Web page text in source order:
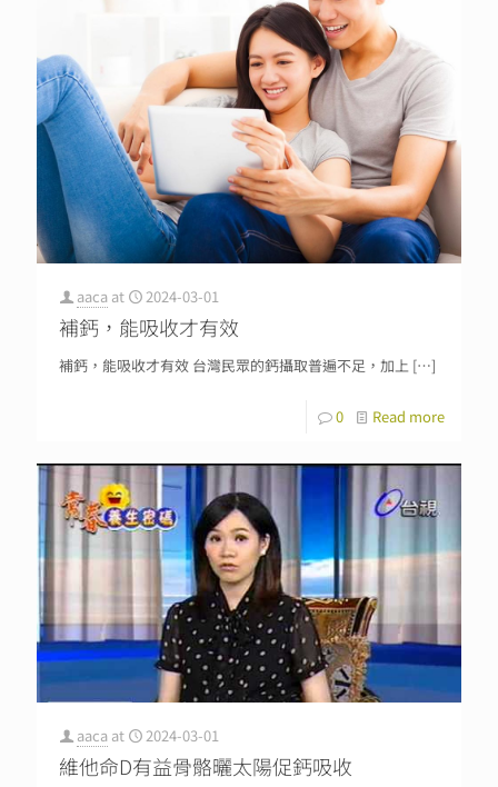
aaca at 2024-03-01
補鈣，能吸收才有效
補鈣，能吸收才有效 台灣民眾的鈣攝取普遍不足，加上 […]
0 Read more
aaca at 2024-03-01
維他命D有益骨骼曬太陽促鈣吸收